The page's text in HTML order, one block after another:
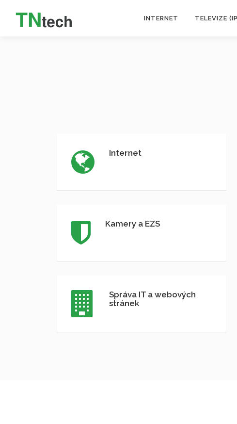
INTERNET TELEVIZE
Internet
Kamery a EZS
Správa IT a webových
stránek